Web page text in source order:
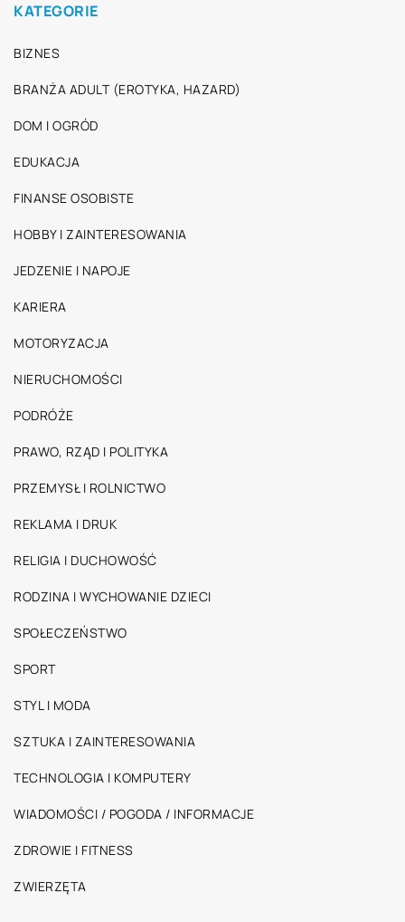
KATEGORIE
BIZNES
BRANŻA ADULT (EROTYKA, HAZARD)
DOM I OGRÓD
EDUKACJA
FINANSE OSOBISTE
HOBBY I ZAINTERESOWANIA
JEDZENIE I NAPOJE
KARIERA
MOTORYZACJA
NIERUCHOMOŚCI
PODRÓŻE
PRAWO, RZĄD I POLITYKA
PRZEMYSŁ I ROLNICTWO
REKLAMA I DRUK
RELIGIA I DUCHOWOŚĆ
RODZINA I WYCHOWANIE DZIECI
SPOŁECZEŃSTWO
SPORT
STYL I MODA
SZTUKA I ZAINTERESOWANIA
TECHNOLOGIA I KOMPUTERY
WIADOMOŚCI / POGODA / INFORMACJE
ZDROWIE I FITNESS
ZWIERZĘTA